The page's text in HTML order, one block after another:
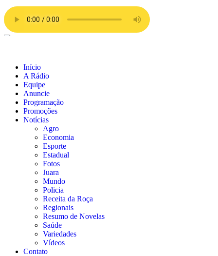
Início
A Rádio
Equipe
Anuncie
Programação
Promoções
Notícias
Agro
Economia
Esporte
Estadual
Fotos
Juara
Mundo
Policia
Receita da Roça
Regionais
Resumo de Novelas
Saúde
Variedades
Vídeos
Contato